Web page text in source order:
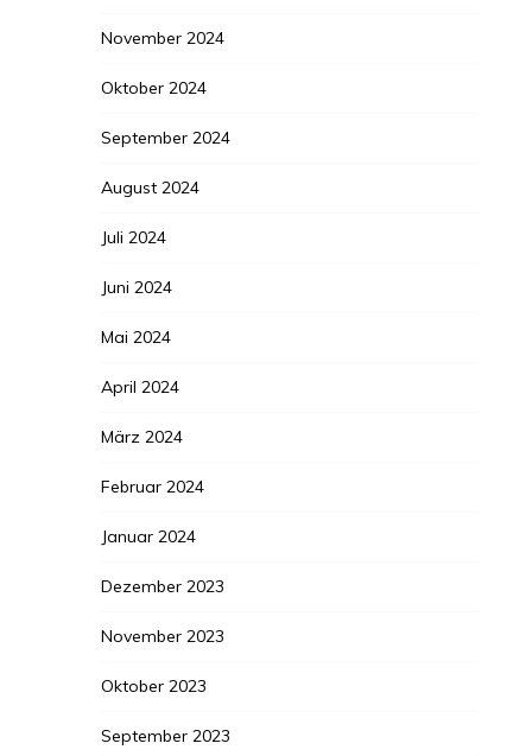
November 2024
Oktober 2024
September 2024
August 2024
Juli 2024
Juni 2024
Mai 2024
April 2024
März 2024
Februar 2024
Januar 2024
Dezember 2023
November 2023
Oktober 2023
September 2023